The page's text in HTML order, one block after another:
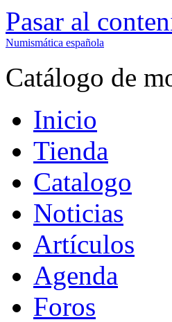
Pasar al
Numismática española
Catálogo de
Inicio
Tienda
Catalogo
Noticias
Artículos
Agenda
Foros